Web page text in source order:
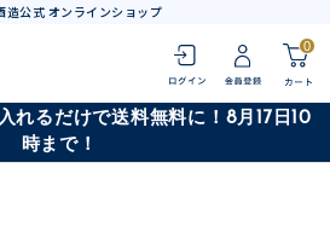
造公式 オンラインショップ
0
れるだけで送料無料に！8月17日10
時まで！